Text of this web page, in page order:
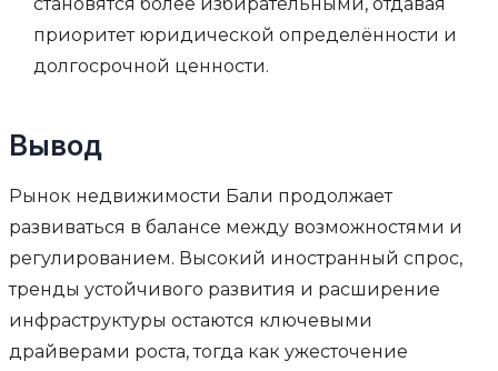
приоритет юридической определённости и
долгосрочной ценности.
Вывод
Рынок недвижимости Бали продолжает
развиваться в балансе между возможностями и
регулированием. Высокий иностранный спрос,
тренды устойчивого развития и расширение
инфраструктуры остаются ключевыми
драйверами роста, тогда как ужесточение